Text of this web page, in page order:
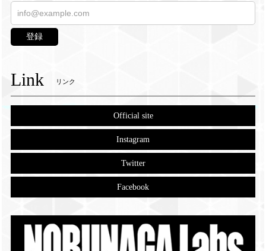
登録
Link リンク
Official site
Instagram
Twitter
Facebook